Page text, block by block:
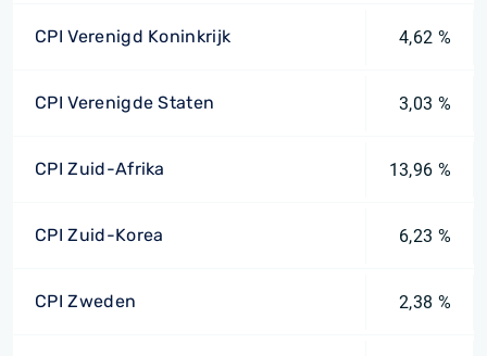
CPI Verenigd Koninkrijk 4,62 %
CPI Verenigde Staten 3,03 %
CPI Zuid-Afrika 13,96 %
CPI Zuid-Korea 6,23 %
CPI Zweden 2,38 %